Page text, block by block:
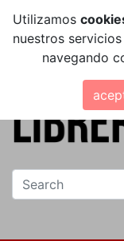
Utilizamos
nuestros
navegando